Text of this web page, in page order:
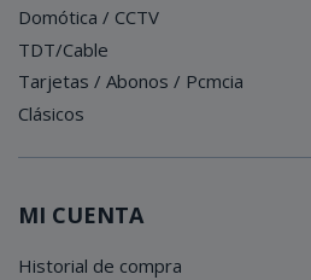
Domótica / CCTV
TDT/Cable
Tarjetas / Abonos / Pcmcia
Clásicos
MI CUENTA
Historial de compra